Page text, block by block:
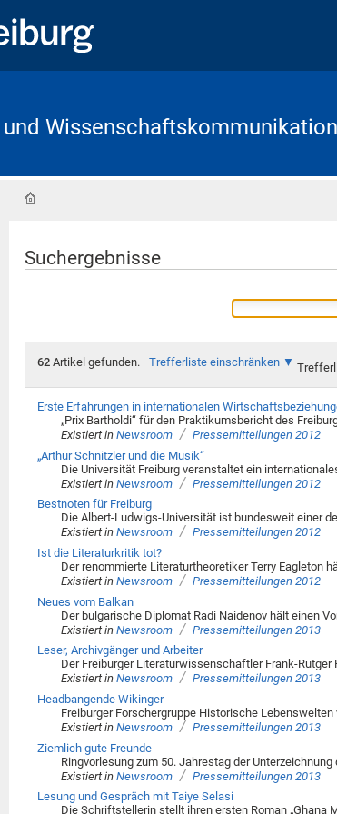
Suchergebnisse
62Artikel gefunden. Trefferliste einschränken
Erste Erfahrungen in internationalen
„Prix Bartholdi“ für den Praktikumsbericht des
Existiert in Newsroom / Pressemitteilungen 2012
„Arthur Schnitzler und die Musik“
Die Universität Freiburg veranstaltet ein
Existiert in Newsroom / Pressemitteilungen 2012
Bestnoten für Freiburg
Die Albert-Ludwigs-Universität ist bundesweit einer
Existiert in Newsroom / Pressemitteilungen 2012
Ist die Literaturkritik tot?
Der renommierte Literaturtheoretiker Terry Eagleton
Existiert in Newsroom / Pressemitteilungen 2012
Neues vom Balkan
Der bulgarische Diplomat Radi Naidenov hält einen
Existiert in Newsroom / Pressemitteilungen 2013
Leser, Archivgänger und Arbeiter
Der Freiburger Literaturwissenschaftler Frank-Rutger
Existiert in Newsroom / Pressemitteilungen 2013
Headbangende Wikinger
Freiburger Forschergruppe Historische
Existiert in Newsroom / Pressemitteilungen 2013
Ziemlich gute Freunde
Ringvorlesung zum 50. Jahrestag der
Existiert in Newsroom / Pressemitteilungen 2013
Lesung und Gespräch mit Taiye Selasi
Die Schriftstellerin stellt ihren ersten Roman „Ghana